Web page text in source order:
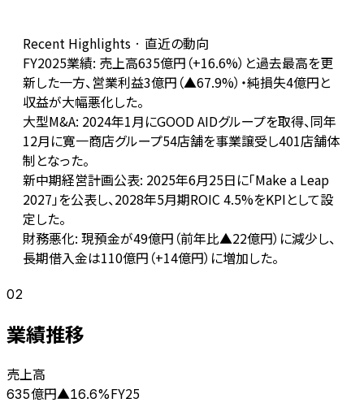
Recent Highlights · 直近の動向
FY2025業績: 売上高635億円（+16.6%）と過去最高を更
新した一方、営業利益3億円（▲67.9%）・純損失4億円と
収益が大幅悪化した。
大型M&A: 2024年1月にGOOD AIDグループを取得、同年
12月に寛一商店グループ54店舗を事業譲受し401店舗体
制となった。
新中期経営計画公表: 2025年6月25日に「Make a Leap
2027」を公表し、2028年5月期ROIC 4.5%をKPIとして設
定した。
財務悪化: 現預金が49億円（前年比▲22億円）に減少し、
長期借入金は110億円（+14億円）に増加した。
02
業績推移
売上高
635億円▲16.6%FY25